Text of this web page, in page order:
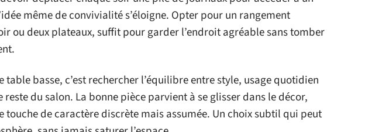
même de convivialité s’éloigne. Opter pour un rangement
ou deux plateaux, suffit pour garder l’endroit agréable sans tomber
table basse, c’est rechercher l’équilibre entre style, usage quotidien
du salon. La bonne pièce parvient à se glisser dans le décor,
touche de caractère discrète mais assumée. Un choix subtil qui peut